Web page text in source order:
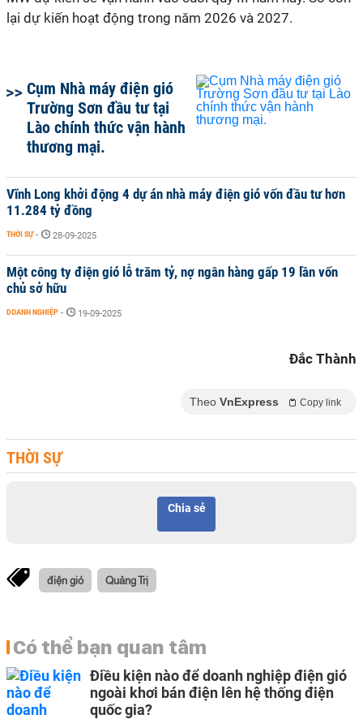
lại dự kiến hoạt động trong năm 2026 và 2027.
Cụm Nhà máy điện gió
Trường Sơn đầu tư tại
Lào chính thức vận hành
thương mại.
Vĩnh Long khởi động 4 dự án nhà máy điện gió vốn đầu tư hơn
11.284 tỷ đồng
THỜI SỰ - 28-09-2025
Một công ty điện gió lỗ trăm tỷ, nợ ngân hàng gấp 19 lần vốn
chủ sở hữu
DOANH NGHIỆP - 19-09-2025
Đắc Thành
Theo VnExpress Copy link
THỜI SỰ
Chia sẻ
điện gió Quảng Trị
Có thể bạn quan tâm
Điều kiện nào để doanh nghiệp điện gió
ngoài khơi bán điện lên hệ thống điện
quốc gia?